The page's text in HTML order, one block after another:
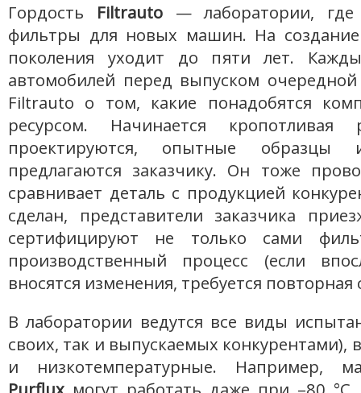
Гордость Filtrauto— лаборатории, где
фильтры для новых машин. На
поколения уходит до пяти лет.
автомобилей перед выпуском
Filtrauto о том, какие понадобятся
ресурсом. Начинается кропотливая
проектируются, опытные образцы
предлагаются заказчику. Он тоже
сравнивает деталь с продукцией
сделан, представители заказчика
сертифицируют не только сами
производственный процесс (если
вносятся изменения, требуется
В лаборатории ведутся все виды
своих, так и выпускаемых конкурентами),
и низкотемпературные. Например,